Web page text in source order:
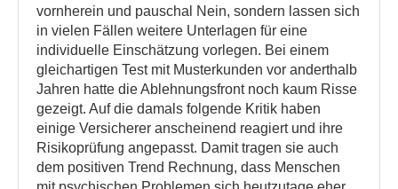
vornherein und pauschal Nein, sondern lassen sich
in vielen Fällen weitere Unterlagen für eine
individuelle Einschätzung vorlegen. Bei einem
gleichartigen Test mit Musterkunden vor anderthalb
Jahren hatte die Ablehnungsfront noch kaum Risse
gezeigt. Auf die damals folgende Kritik haben
einige Versicherer anscheinend reagiert und ihre
Risikoprüfung angepasst. Damit tragen sie auch
dem positiven Trend Rechnung, dass Menschen